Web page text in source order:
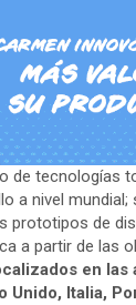
de tecnologías
a nivel mundial;
prototipos de
a partir de las
en las
Unido, Italia,